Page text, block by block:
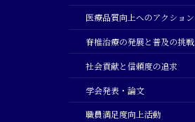
医療品質向上へのアクション
脊椎治療の発展と普及の挑戦
社会貢献と信頼度の追求
学会発表・論文
職員満足度向上活動